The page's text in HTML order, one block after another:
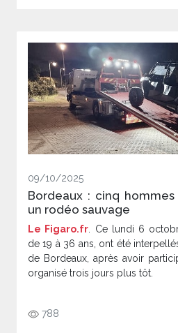
09/10/2025
Bordeaux : cinq
un rodéo sauvage
Le Figaro.fr . Ce lundi 6
de 19 à 36 ans, ont été
de Bordeaux, après avoir
organisé trois jours plus tôt.
788